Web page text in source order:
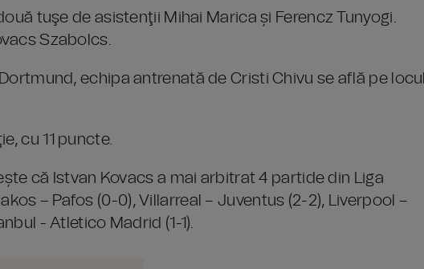
tuşe de asistenţii Mihai Marica și Ferencz Tunyogi.
Szabolcs.
echipa antrenată de Cristi Chivu se află pe locul
cu 11 puncte.
că Istvan Kovacs a mai arbitrat 4 partide din Liga
– Pafos (0-0), Villarreal – Juventus (2-2), Liverpool –
- Atletico Madrid (1-1).